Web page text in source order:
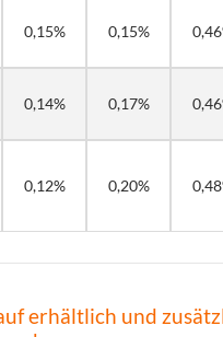
0,15% 0,15%
0,14% 0,17%
0,12% 0,20%
erhältlich und